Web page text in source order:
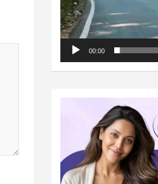
00:00